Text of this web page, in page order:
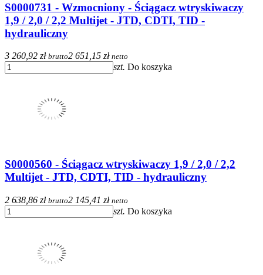
S0000731 - Wzmocniony - Ściągacz wtryskiwaczy
1,9 / 2,0 / 2,2 Multijet - JTD, CDTI, TID -
hydrauliczny
3 260,92 zł brutto2 651,15 zł netto
szt. Do koszyka
S0000560 - Ściągacz wtryskiwaczy 1,9 / 2,0 / 2,2
Multijet - JTD, CDTI, TID - hydrauliczny
2 638,86 zł brutto2 145,41 zł netto
szt. Do koszyka